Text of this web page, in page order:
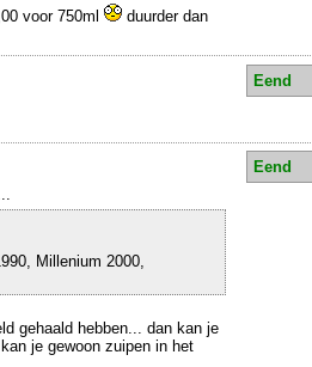
voor 750ml
duurder dan
Eend
Eend
Millenium 2000,
gehaald hebben... dan kan je
je gewoon zuipen in het